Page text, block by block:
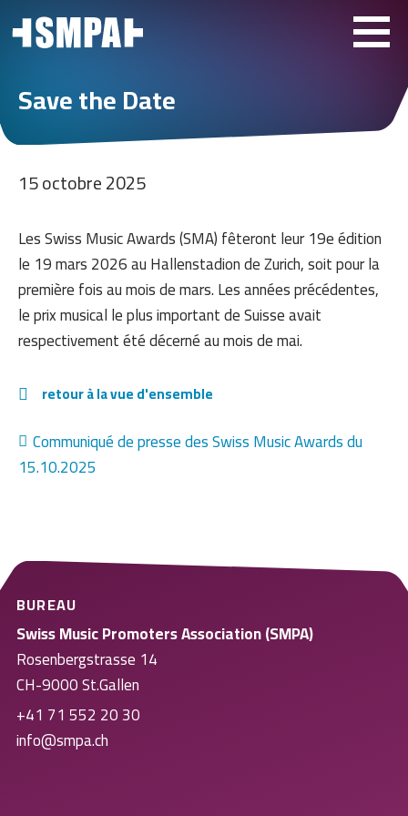
Save the Date
15 octobre 2025
Les Swiss Music Awards (SMA) fêteront leur 19e édition
le 19 mars 2026 au Hallenstadion de Zurich, soit pour la
première fois au mois de mars. Les années précédentes,
le prix musical le plus important de Suisse avait
respectivement été décerné au mois de mai.
retour à la vue d'ensemble
Communiqué de presse des Swiss Music Awards du
15.10.2025
BUREAU
Swiss Music Promoters Association (SMPA)
Rosenbergstrasse 14
CH-9000 St.Gallen
+41 71 552 20 30
info@smpa.ch